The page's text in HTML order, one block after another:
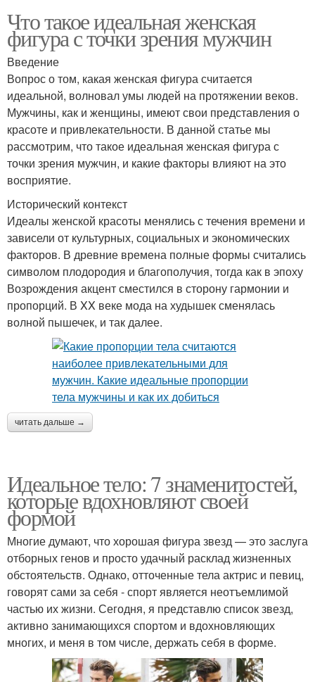
Что такое идеальная женская
фигура с точки зрения мужчин
Введение
Вопрос о том, какая женская фигура считается
идеальной, волновал умы людей на протяжении веков.
Мужчины, как и женщины, имеют свои представления о
красоте и привлекательности. В данной статье мы
рассмотрим, что такое идеальная женская фигура с
точки зрения мужчин, и какие факторы влияют на это
восприятие.
Исторический контекст
Идеалы женской красоты менялись с течения времени и
зависели от культурных, социальных и экономических
факторов. В древние времена полные формы считались
символом плодородия и благополучия, тогда как в эпоху
Возрождения акцент сместился в сторону гармонии и
пропорций. В XX веке мода на худышек сменялась
волной пышечек, и так далее.
читать дальше →
Идеальное тело: 7 знаменитостей,
которые вдохновляют своей
формой
Многие думают, что хорошая фигура звезд — это заслуга
отборных генов и просто удачный расклад жизненных
обстоятельств. Однако, отточенные тела актрис и певиц,
говорят сами за себя - спорт является неотъемлимой
частью их жизни. Сегодня, я представлю список звезд,
активно занимающихся спортом и вдохновляющих
многих, и меня в том числе, держать себя в форме.